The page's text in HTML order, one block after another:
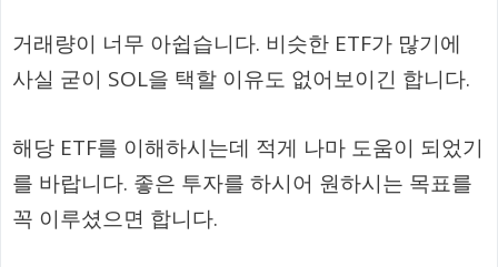
거래량이 너무 아쉽습니다. 비슷한 ETF가 많기에
사실 굳이 SOL을 택할 이유도 없어보이긴 합니다.
해당 ETF를 이해하시는데 적게 나마 도움이 되었기
를 바랍니다. 좋은 투자를 하시어 원하시는 목표를
꼭 이루셨으면 합니다.